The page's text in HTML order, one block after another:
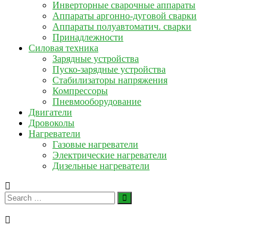
Инверторные сварочные аппараты
Аппараты аргонно-дуговой сварки
Аппараты полуавтоматич. сварки
Принадлежности
Силовая техника
Зарядные устройства
Пуско-зарядные устройства
Стабилизаторы напряжения
Компрессоры
Пневмооборудование
Двигатели
Дровоколы
Нагреватели
Газовые нагреватели
Электрические нагреватели
Дизельные нагреватели